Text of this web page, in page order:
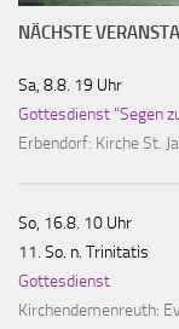
NÄCHSTE
Sa, 8.8. 19 Uhr
Gottesdienst "Segen
Erbendorf: Kirche St.
So, 16.8. 10 Uhr
11. So. n. Trinitatis
Gottesdienst
Kirchendemenreuth: